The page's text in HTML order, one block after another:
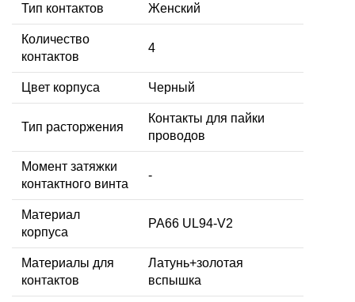
Тип контактов Женский
Количество
контактов
4
Цвет корпуса Черный
Тип расторжения
Контакты для пайки
проводов
Момент затяжки
контактного винта
-
Материал
корпуса
PA66 UL94-V2
Материалы для
контактов
Латунь+золотая
вспышка